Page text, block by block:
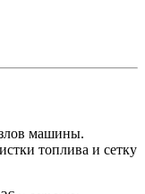
машины.
топлива и сетку